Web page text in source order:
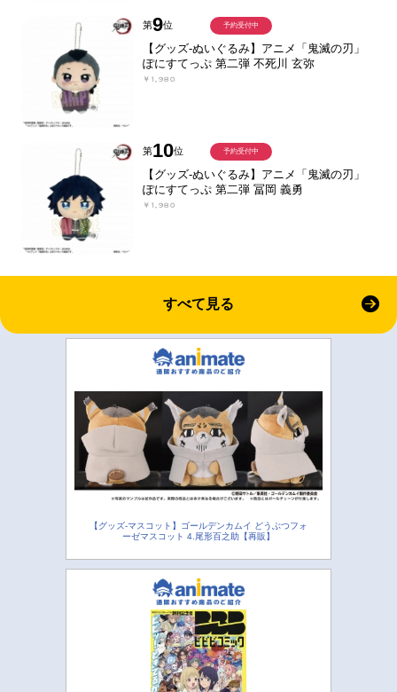
第9位
【グッズ-ぬいぐるみ】アニメ「鬼滅の刃」
ぽにすてっぷ 第二弾 不死川 玄弥
￥1,980
予約受付中
第10位
【グッズ-ぬいぐるみ】アニメ「鬼滅の刃」
ぽにすてっぷ 第二弾 冨岡 義勇
￥1,980
予約受付中
すべて見る
【グッズ-マスコット】ゴールデンカムイ どうぶつフォ
ーゼマスコット 4.尾形百之助【再販】